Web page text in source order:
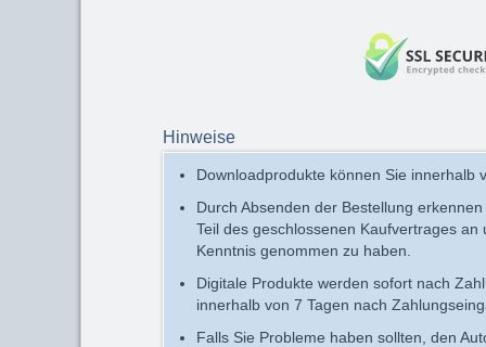
Hinweise
Downloadprodukte können Sie
Durch Absenden der Bestellung
Teil des geschlossenen Kaufvertrages
Kenntnis genommen zu haben.
Digitale Produkte werden sofort nach
innerhalb von 7 Tagen nach
Falls Sie Probleme haben sollten, den